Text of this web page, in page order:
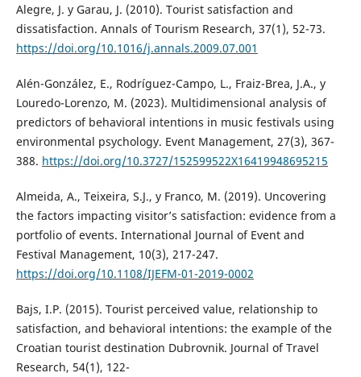
Alegre, J. y Garau, J. (2010). Tourist satisfaction and
dissatisfaction. Annals of Tourism Research, 37(1), 52-73.
https://doi.org/10.1016/j.annals.2009.07.001
Alén-González, E., Rodríguez-Campo, L., Fraiz-Brea, J.A., y
Louredo-Lorenzo, M. (2023). Multidimensional analysis of
predictors of behavioral intentions in music festivals using
environmental psychology. Event Management, 27(3), 367-
388. https://doi.org/10.3727/152599522X16419948695215
Almeida, A., Teixeira, S.J., y Franco, M. (2019). Uncovering
the factors impacting visitor’s satisfaction: evidence from a
portfolio of events. International Journal of Event and
Festival Management, 10(3), 217-247.
https://doi.org/10.1108/IJEFM-01-2019-0002
Bajs, I.P. (2015). Tourist perceived value, relationship to
satisfaction, and behavioral intentions: the example of the
Croatian tourist destination Dubrovnik. Journal of Travel
Research, 54(1), 122-